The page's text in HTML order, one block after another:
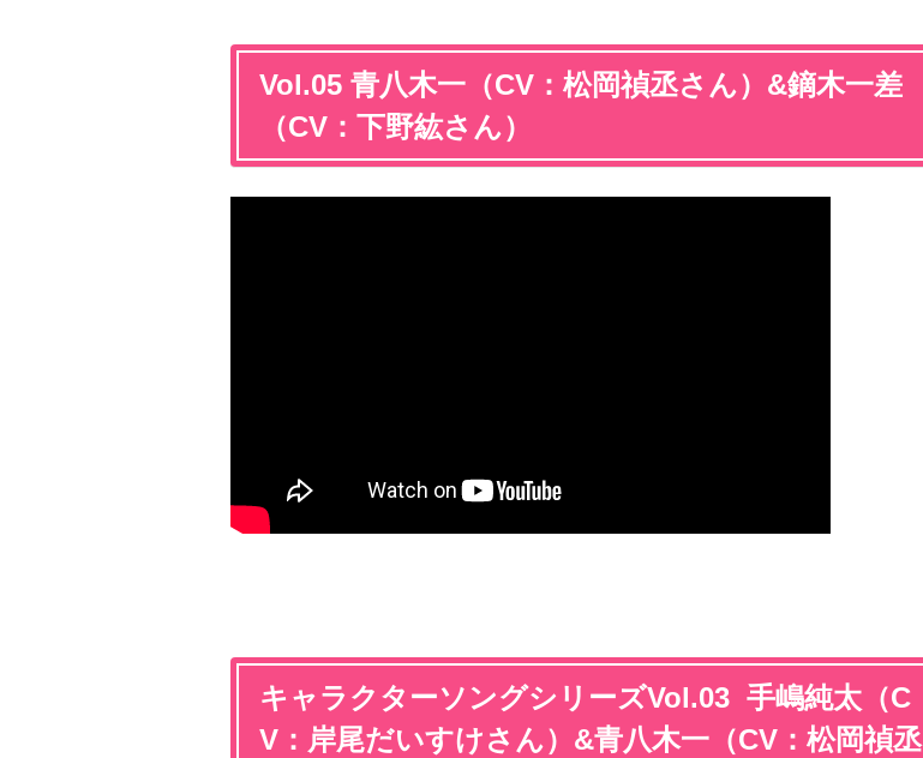
Vol.05 青八木一（CV：松岡禎丞さん）&鏑木一差
（CV：下野紘さん）
キャラクターソングシリーズVol.03 手嶋純太（C
V：岸尾だいすけさん）&青八木一（CV：松岡禎丞